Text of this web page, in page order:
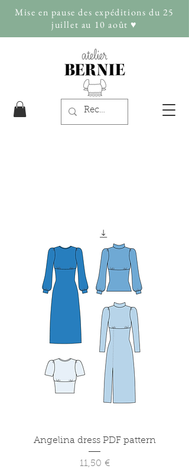
Mise en pause des expéditions du 25
juillet au 10 août ♥︎
Angelina dress PDF pattern
Prix
11,50 €